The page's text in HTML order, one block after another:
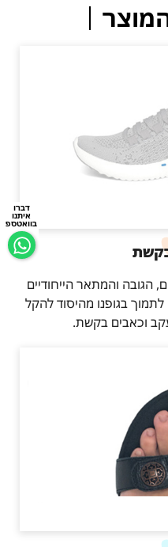
דברו
איתנו
בוואטספ
הגובה והמתאר הייחודיים
בגופנו מהיסוד להקל
וכאבים בקשת.